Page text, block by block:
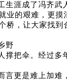
生涯成了冯齐
业的艰难，更
桥，让大家找
野
撑把伞。经过
言更是难上加